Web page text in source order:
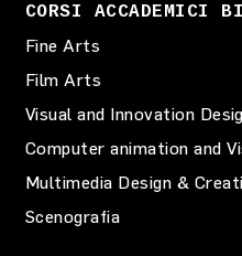
CORSI ACCADEMICI
Fine Arts
Film Arts
Visual and Innovation
Computer animation and
Multimedia Design &
Scenografia